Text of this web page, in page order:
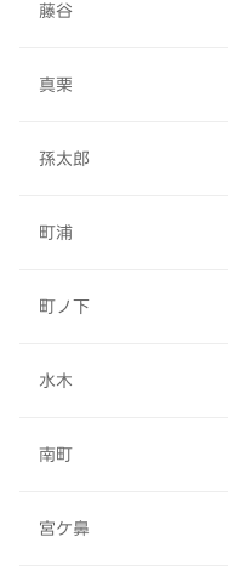
藤谷
真栗
孫太郎
町浦
町ノ下
水木
南町
宮ケ鼻